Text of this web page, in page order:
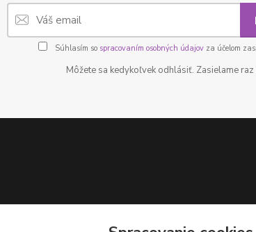
Súhlasím so spracovaním osobných údajovza účelom
Môžete sa kedykoľvek odhlásiť. Zasielame raz